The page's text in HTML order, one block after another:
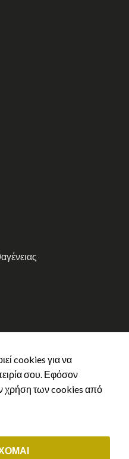
cookies για να
σου. Εφόσον
χρήση των cookies από